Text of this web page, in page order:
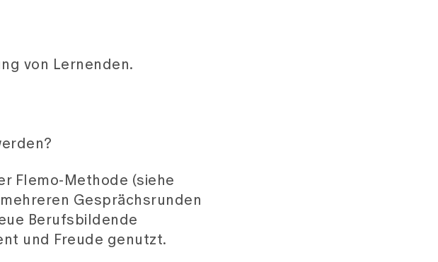
von Lernenden.
Flemo-Methode (siehe
Gesprächsrunden
Berufsbildende
und Freude genutzt.